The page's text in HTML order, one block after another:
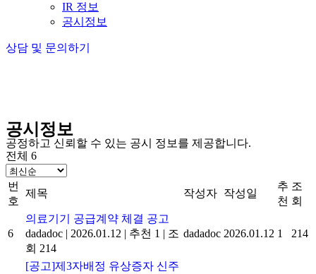
IR 정보
공시정보
상담 및 문의하기
공시정보
공정하고 신뢰할 수 있는 공시 정보를 제공합니다.
전체 6
번
호
제목 작성자 작성일
추
천
조
회
6
의료기기 공급계약 체결 공고
dadadoc | 2026.01.12 | 추천 1 | 조
회 214
dadadoc 2026.01.12 1 214
[공고]제3자배정 유상증자 신주